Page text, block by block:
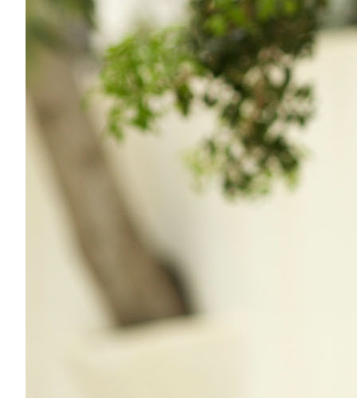
LABRADORYT
LAPIS LAZURI
MASA PERŁOWA
TYGRYSIE OKO